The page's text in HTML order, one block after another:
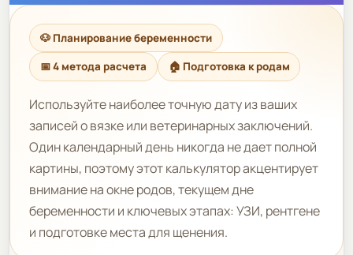
🐶 Планирование беременности
📅 4 метода расчета 🏠 Подготовка к родам
Используйте наиболее точную дату из ваших
записей о вязке или ветеринарных заключений.
Один календарный день никогда не дает полной
картины, поэтому этот калькулятор акцентирует
внимание на окне родов, текущем дне
беременности и ключевых этапах: УЗИ, рентгене
и подготовке места для щенения.